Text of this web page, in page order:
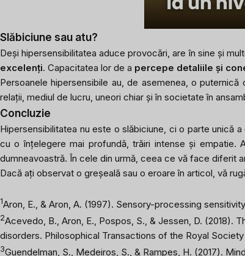
Slăbiciune sau atu?
Deși hipersensibilitatea aduce provocări, are în sine și
excelenți. Capacitatea lor de a percepe detaliile și
Persoanele hipersensibile au, de asemenea, o
relații, mediul de lucru, uneori chiar și în societate în
Concluzie
Hipersensibilitatea nu este o slăbiciune, ci o parte unică
cu o înțelegere mai profundă, trăiri intense și empatie.
dumneavoastră. În cele din urmă, ceea ce vă face diferit
Dacă ați observat o greșeală sau o eroare în articol, vă
1Aron, E., & Aron, A. (1997). Sensory-processing
2Acevedo, B., Aron, E., Pospos, S., & Jessen, D. (2018).
disorders. Philosophical Transactions of the Royal
3Guendelman, S., Medeiros, S., & Rampes, H. (2017).